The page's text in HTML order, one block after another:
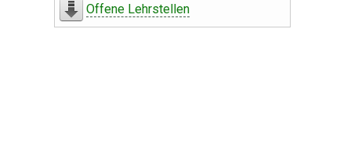
Offene Lehrstellen